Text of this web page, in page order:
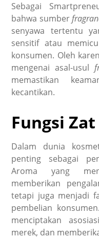
Sebagai
bahwa sumber
senyawa tertentu
sensitif atau
konsumen. Oleh
mengenai asal-usul
memastikan
kecantikan.
Fungsi
Dalam dunia
penting sebagai
Aroma yang
memberikan
tetapi juga menjadi
pembelian
menciptakan
merek, dan